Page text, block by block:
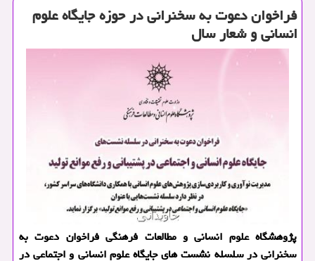
فراخوان دعوت به سخنرانی در حوزه جایگاه علوم
انسانی و شعار سال
پژوهشگاه علوم انسانی و مطالعات فرهنگی فراخوان دعوت به
سخنرانی در سلسله نشست های جایگاه علوم انسانی و اجتماعی در